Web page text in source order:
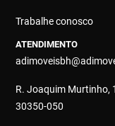
Trabalhe conosco
ATENDIMENTO
R. Joaquim Murtinho,
30350-050